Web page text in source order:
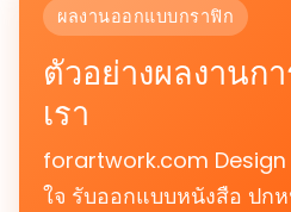
ผลงานออกแบบกราฟิก
ตัวอย่างผลงานก
เรา
forartwork.com
ใจ รับออกแบบหนังสือ ปก